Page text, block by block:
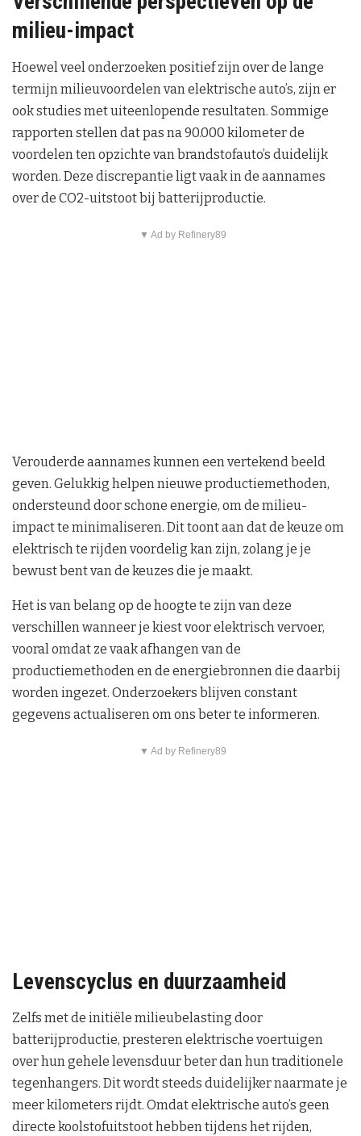
milieu-impact
Hoewel veel onderzoeken positief zijn over de lange
termijn milieuvoordelen van elektrische auto’s, zijn er
ook studies met uiteenlopende resultaten. Sommige
rapporten stellen dat pas na 90.000 kilometer de
voordelen ten opzichte van brandstofauto’s duidelijk
worden. Deze discrepantie ligt vaak in de aannames
over de CO2-uitstoot bij batterijproductie.
▼ Ad by Refinery89
Verouderde aannames kunnen een vertekend beeld
geven. Gelukkig helpen nieuwe productiemethoden,
ondersteund door schone energie, om de milieu-
impact te minimaliseren. Dit toont aan dat de keuze om
elektrisch te rijden voordelig kan zijn, zolang je je
bewust bent van de keuzes die je maakt.
Het is van belang op de hoogte te zijn van deze
verschillen wanneer je kiest voor elektrisch vervoer,
vooral omdat ze vaak afhangen van de
productiemethoden en de energiebronnen die daarbij
worden ingezet. Onderzoekers blijven constant
gegevens actualiseren om ons beter te informeren.
▼ Ad by Refinery89
Levenscyclus en duurzaamheid
Zelfs met de initiële milieubelasting door
batterijproductie, presteren elektrische voertuigen
over hun gehele levensduur beter dan hun traditionele
tegenhangers. Dit wordt steeds duidelijker naarmate je
meer kilometers rijdt. Omdat elektrische auto’s geen
directe koolstofuitstoot hebben tijdens het rijden,